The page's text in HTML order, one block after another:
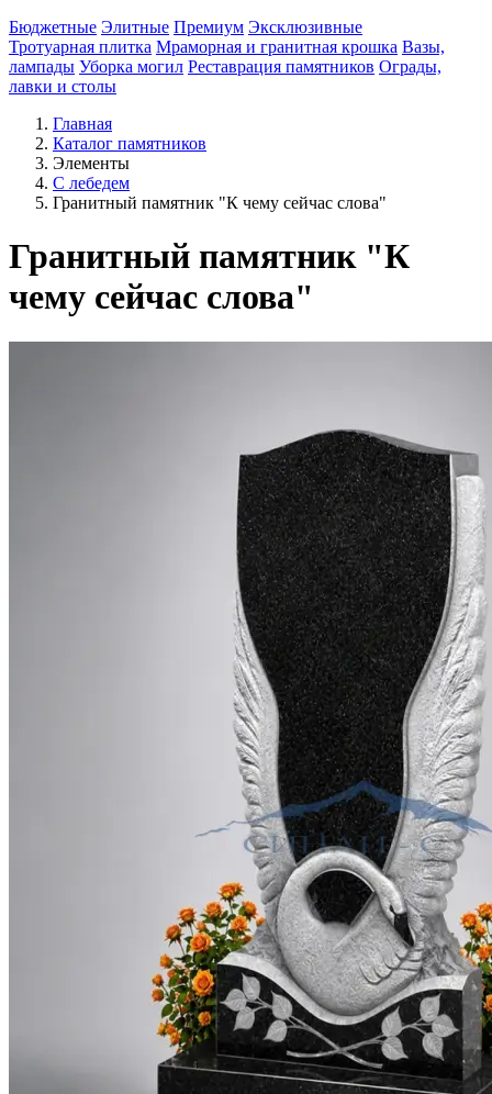
Бюджетные Элитные Премиум Эксклюзивные
Тротуарная плитка Мраморная и гранитная крошка Вазы,
лампады Уборка могил Реставрация памятников Ограды,
лавки и столы
Главная
Каталог памятников
Элементы
С лебедем
Гранитный памятник "К чему сейчас слова"
Гранитный памятник "К
чему сейчас слова"